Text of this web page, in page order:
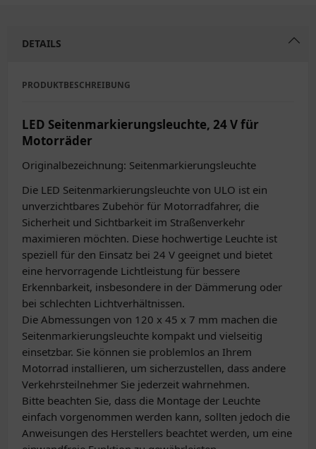
DETAILS
PRODUKTBESCHREIBUNG
LED Seitenmarkierungsleuchte, 24 V für
Motorräder
Originalbezeichnung: Seitenmarkierungsleuchte
Die LED Seitenmarkierungsleuchte von ULO ist ein
unverzichtbares Zubehör für Motorradfahrer, die
Sicherheit und Sichtbarkeit im Straßenverkehr
maximieren möchten. Diese hochwertige Leuchte ist
speziell für den Einsatz bei 24 V geeignet und bietet
eine hervorragende Lichtleistung für bessere
Erkennbarkeit, insbesondere in der Dämmerung oder
bei schlechten Lichtverhältnissen.
Die Abmessungen von 120 x 45 x 7 mm machen die
Seitenmarkierungsleuchte kompakt und vielseitig
einsetzbar. Sie können sie problemlos an Ihrem
Motorrad installieren, um sicherzustellen, dass andere
Verkehrsteilnehmer Sie jederzeit wahrnehmen.
Bitte beachten Sie, dass die Montage der Leuchte
einfach vorgenommen werden kann, sollten jedoch die
Anweisungen des Herstellers beachtet werden, um eine